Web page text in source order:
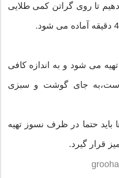
تا روی گراتن کمی طلایی
می شود و به اندازه کافی
است،به جای گوشت و سبزی
باید حتما در ظرف نسوز تهیه
قرار گیرد.